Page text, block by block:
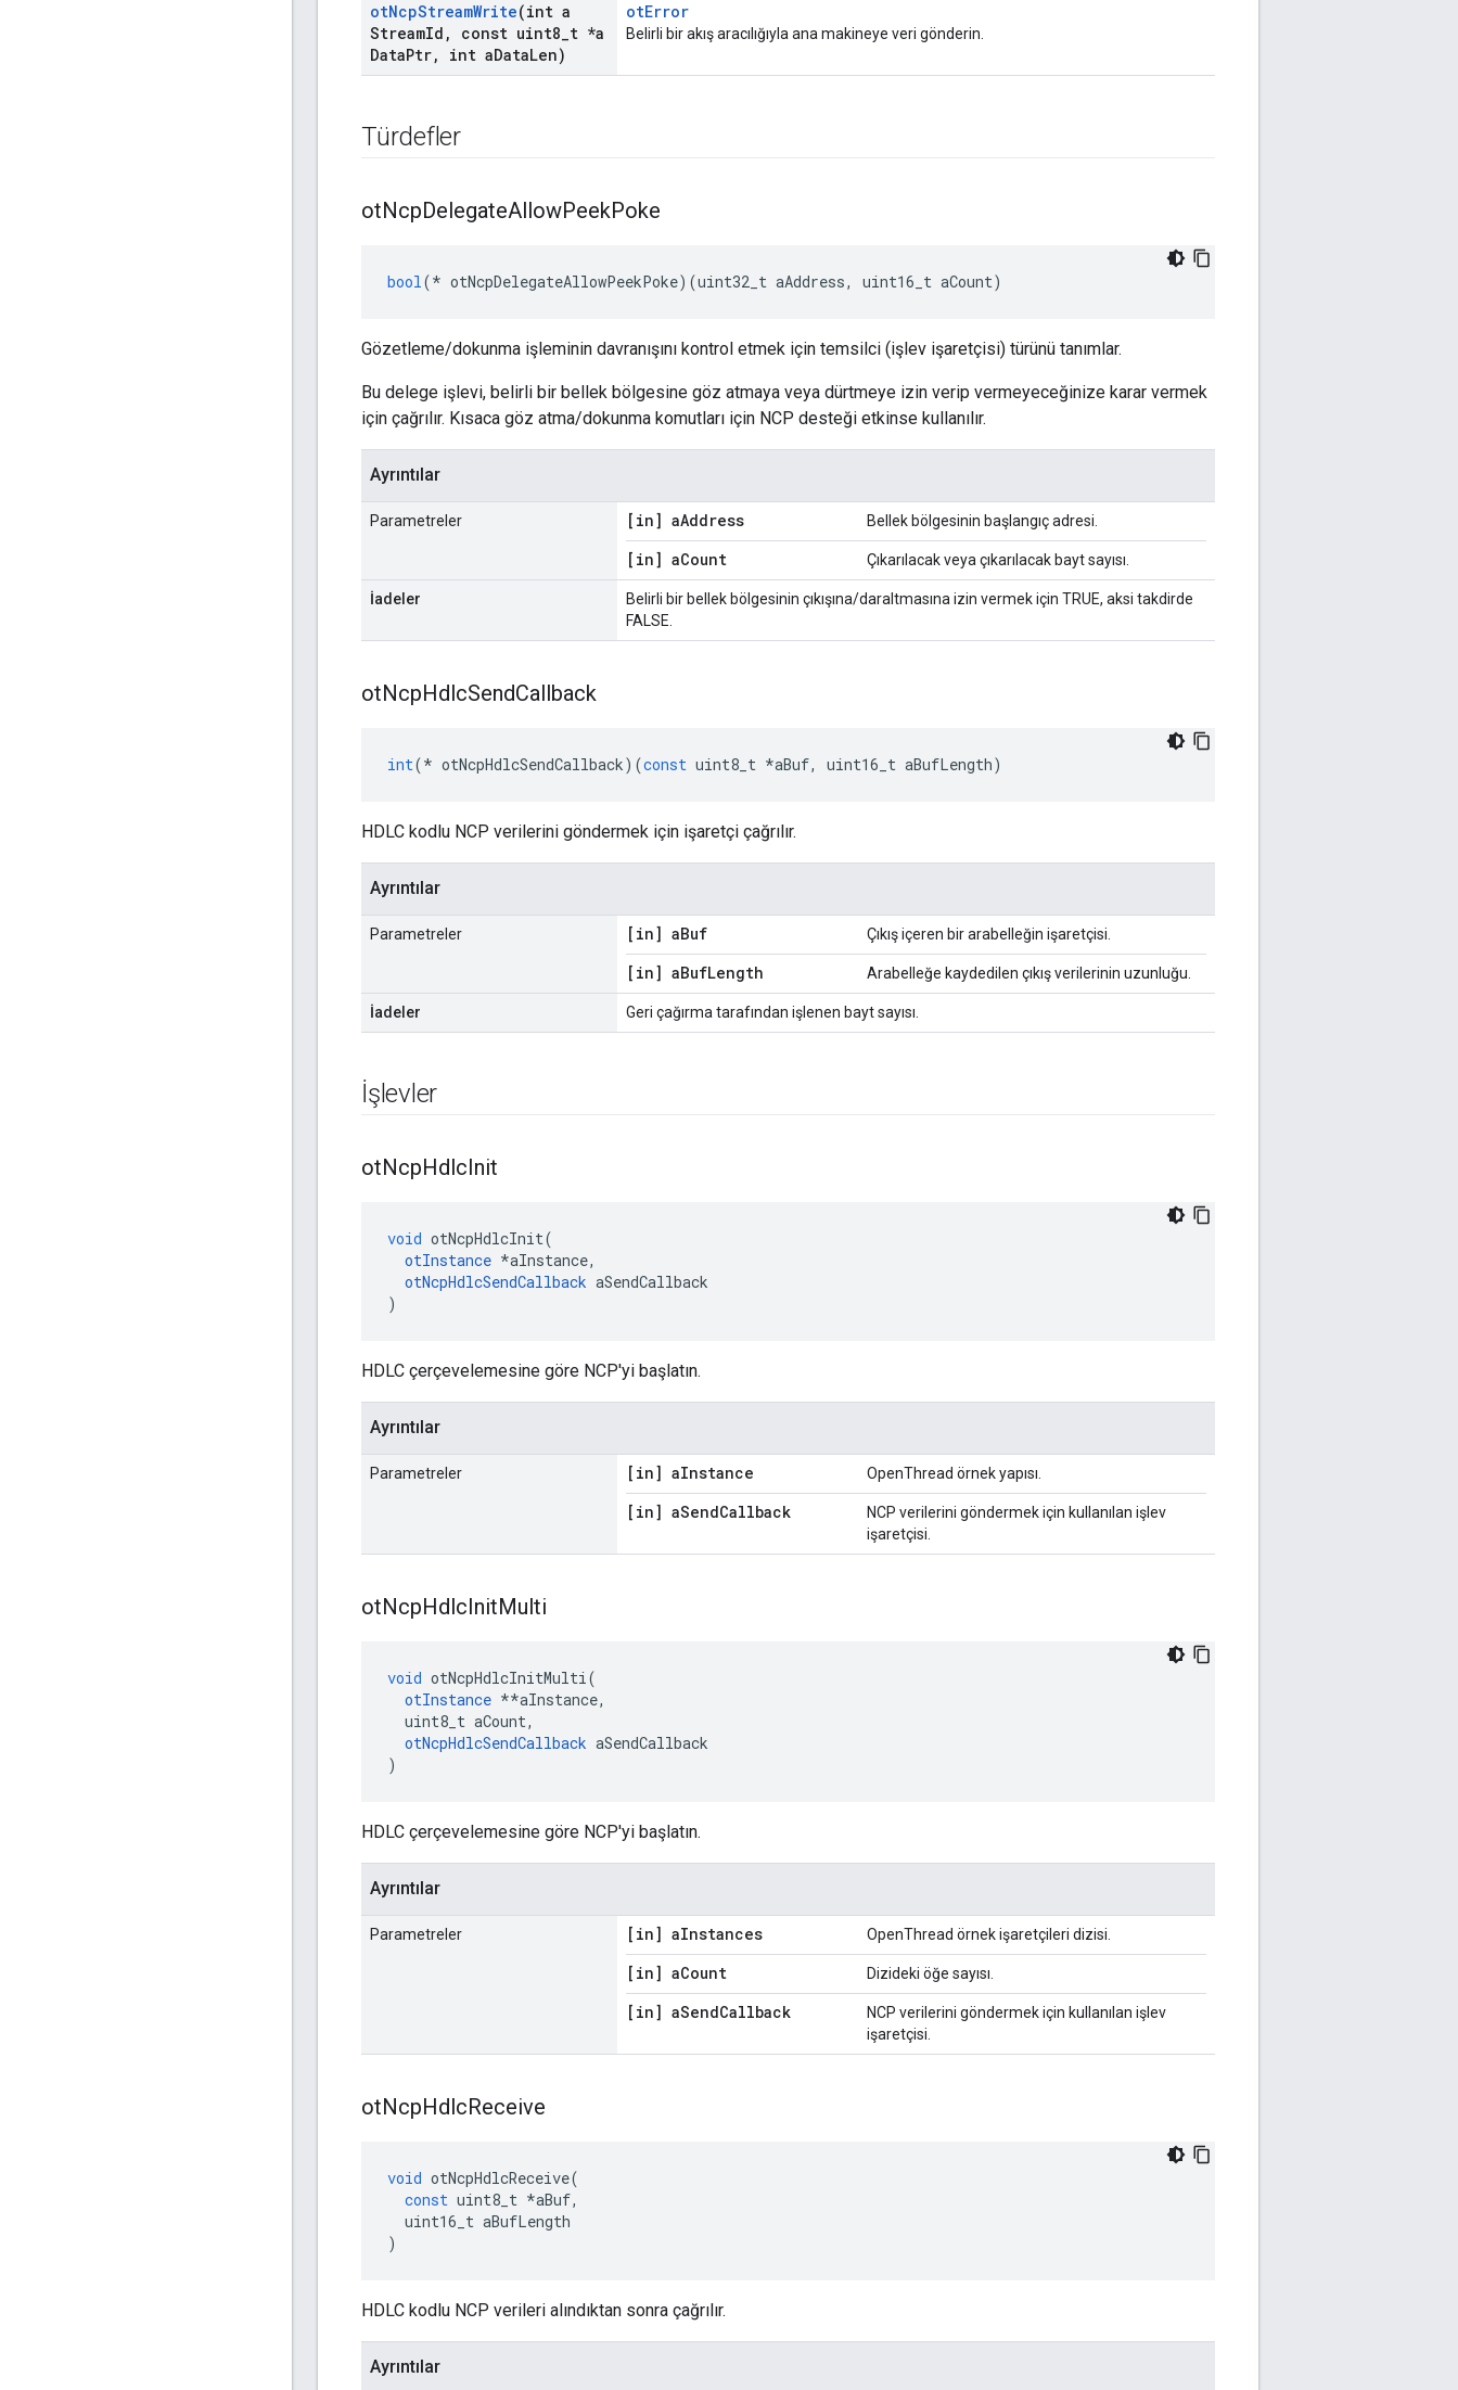
otNcpStreamWrite(int a
StreamId , const uint8 t *a
DataPtr, int aDataLen)
otError
Belirli bir akış aracılığıyla ana makineye veri gönderin.
Türdefler
otNcpDelegateAllowPeekPoke
bool(* otNcpDelegateAllowPeekPoke)(uint32_t aAddress, uint16_t aCount)
Gözetleme/dokunma işleminin davranışını kontrol etmek için temsilci (işlev işaretçisi) türünü tanımlar.
Bu delege işlevi, belirli bir bellek bölgesine göz atmaya veya dürtmeye izin verip vermeyeceğinize karar vermek
için çağrılır. Kısaca göz atma/dokunma komutları için NCP desteği etkinse kullanılır.
Ayrıntılar
Parametreler [in] aAddress Bellek bölgesinin başlangıç adresi.
[in] aCount Çıkarılacak veya çıkarılacak bayt sayısı.
İadeler
Belirli bir bellek bölgesinin çıkışına/daraltmasına izin vermek için TRUE, aksi takdirde
FALSE.
otNcpHdlcSendCallback
int(* otNcpHdlcSendCallback)(const uint8_t *aBuf, uint16_t aBufLength)
HDLC kodlu NCP verilerini göndermek için işaretçi çağrılır.
Ayrıntılar
Parametreler [in] aBuf Çıkış içeren bir arabelleğin işaretçisi.
[in] aBufLength Arabelleğe kaydedilen çıkış verilerinin uzunluğu.
İadeler Geri çağırma tarafından işlenen bayt sayısı.
İşlevler
otNcpHdlcInit
void otNcpHdlcInit(
otInstance *aInstance,
otNcpHdlcSendCallback aSendCallback
)
HDLC çerçevelemesine göre NCP'yi başlatın.
Ayrıntılar
Parametreler [in] aInstance OpenThread örnek yapısı.
[in] aSendCallback
NCP verilerini göndermek için kullanılan işlev
işaretçisi.
otNcpHdlcInitMulti
void otNcpHdlcInitMulti(
otInstance **aInstance,
uint8_t aCount,
otNcpHdlcSendCallback aSendCallback
)
HDLC çerçevelemesine göre NCP'yi başlatın.
Ayrıntılar
Parametreler [in] aInstances OpenThread örnek işaretçileri dizisi.
[in] aCount Dizideki öğe sayısı.
[in] aSendCallback
NCP verilerini göndermek için kullanılan işlev
işaretçisi.
otNcpHdlcReceive
void otNcpHdlcReceive(
const uint8_t *aBuf,
uint16_t aBufLength
)
HDLC kodlu NCP verileri alındıktan sonra çağrılır.
Ayrıntılar